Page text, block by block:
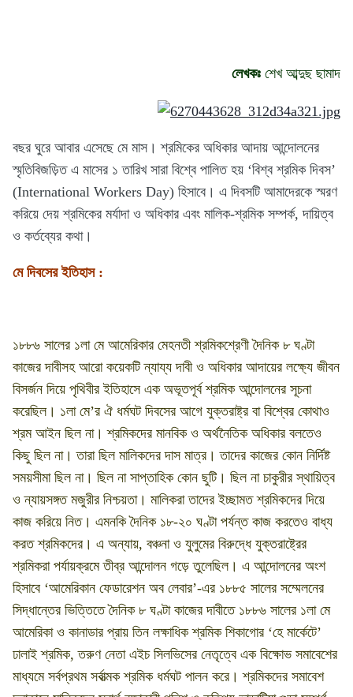
লেখকঃ শেখ আব্দুছ ছামাদ
বছর ঘুরে আবার এসেছে মে মাস। শ্রমিকের অধিকার আদায় আন্দোলনের
স্মৃতিবিজড়িত এ মাসের ১ তারিখ সারা বিশ্বে পালিত হয় ‘বিশ্ব শ্রমিক দিবস’
(International Workers Day) হিসাবে। এ দিবসটি আমাদেরকে স্মরণ
করিয়ে দেয় শ্রমিকের মর্যাদা ও অধিকার এবং মালিক-শ্রমিক সম্পর্ক, দায়িত্ব
ও কর্তব্যের কথা।
মে দিবসের ইতিহাস :
১৮৮৬ সালের ১লা মে আমেরিকার মেহনতী শ্রমিকশ্রেণী দৈনিক ৮ ঘণ্টা
কাজের দাবীসহ আরো কয়েকটি ন্যায্য দাবী ও অধিকার আদায়ের লক্ষ্যে জীবন
বিসর্জন দিয়ে পৃথিবীর ইতিহাসে এক অভূতপূর্ব শ্রমিক আন্দোলনের সূচনা
করেছিল। ১লা মে’র ঐ ধর্মঘট দিবসের আগে যুক্তরাষ্ট্র বা বিশ্বের কোথাও
শ্রম আইন ছিল না। শ্রমিকদের মানবিক ও অর্থনৈতিক অধিকার বলতেও
কিছু ছিল না। তারা ছিল মালিকদের দাস মাত্র। তাদের কাজের কোন নির্দিষ্ট
সময়সীমা ছিল না। ছিল না সাপ্তাহিক কোন ছুটি। ছিল না চাকুরীর স্থায়িত্ব
ও ন্যায়সঙ্গত মজুরীর নিশ্চয়তা। মালিকরা তাদের ইচ্ছামত শ্রমিকদের দিয়ে
কাজ করিয়ে নিত। এমনকি দৈনিক ১৮-২০ ঘণ্টা পর্যন্ত কাজ করতেও বাধ্য
করত শ্রমিকদের। এ অন্যায়, বঞ্চনা ও যুলুমের বিরুদ্ধে যুক্তরাষ্ট্রের
শ্রমিকরা পর্যায়ক্রমে তীব্র আন্দোলন গড়ে তুলেছিল। এ আন্দোলনের অংশ
হিসাবে ‘আমেরিকান ফেডারেশন অব লেবার’-এর ১৮৮৫ সালের সম্মেলনের
সিদ্ধান্তের ভিত্তিতে দৈনিক ৮ ঘণ্টা কাজের দাবীতে ১৮৮৬ সালের ১লা মে
আমেরিকা ও কানাডার প্রায় তিন লক্ষাধিক শ্রমিক শিকাগোর ‘হে মার্কেটে’
ঢালাই শ্রমিক, তরুণ নেতা এইচ সিলভিসের নেতৃত্বে এক বিক্ষোভ সমাবেশের
মাধ্যমে সর্বপ্রথম সর্বাত্মক শ্রমিক ধর্মঘট পালন করে। শ্রমিকদের সমাবেশ